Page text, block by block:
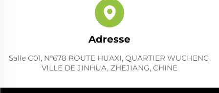
Adresse
Salle C01, N°678 ROUTE HUAXI, QUARTIER WUCHENG,
VILLE DE JINHUA, ZHEJIANG, CHINE